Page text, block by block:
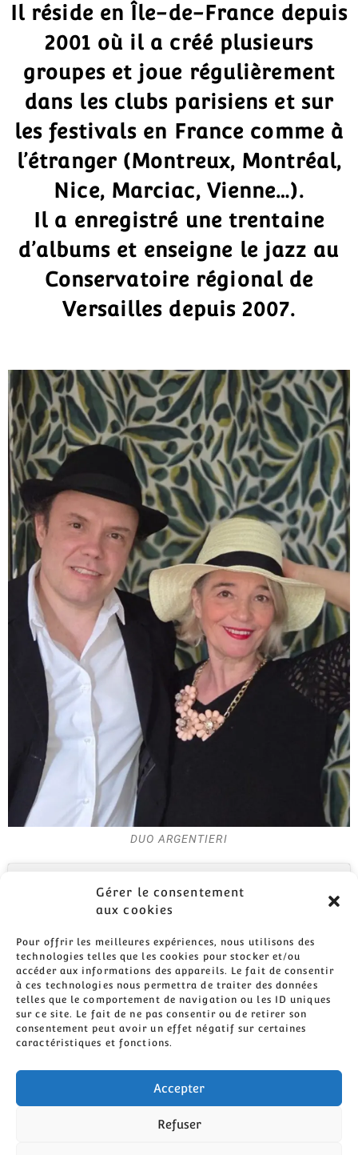
Gérer le consentement
aux cookies
Pour offrir les meilleures expériences, nous utilisons des
technologies telles que les cookies pour stocker et/ou
accéder aux informations des appareils. Le fait de consentir
à ces technologies nous permettra de traiter des données
telles que le comportement de navigation ou les ID uniques
sur ce site. Le fait de ne pas consentir ou de retirer son
consentement peut avoir un effet négatif sur certaines
caractéristiques et fonctions.
Accepter
Refuser
Il réside en Île-de-France depuis
2001 où il a créé plusieurs
groupes et joue régulièrement
dans les clubs parisiens et sur
les festivals en France comme à
l’étranger (Montreux, Montréal,
Nice, Marciac, Vienne…).
Il a enregistré une trentaine
d’albums et enseigne le jazz au
Conservatoire régional de
Versailles depuis 2007.
DUO ARGENTIERI
Cliquez pour accepter les cookies
marketing et activer ce contenu